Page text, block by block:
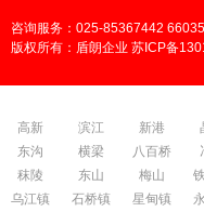
咨询服务：025-85367442
版权所有：盾朗企业 苏ICP备
高新 滨江 新港
东沟
横梁 八百桥
秣陵
东山 梅山
乌江镇
石桥镇 星甸镇